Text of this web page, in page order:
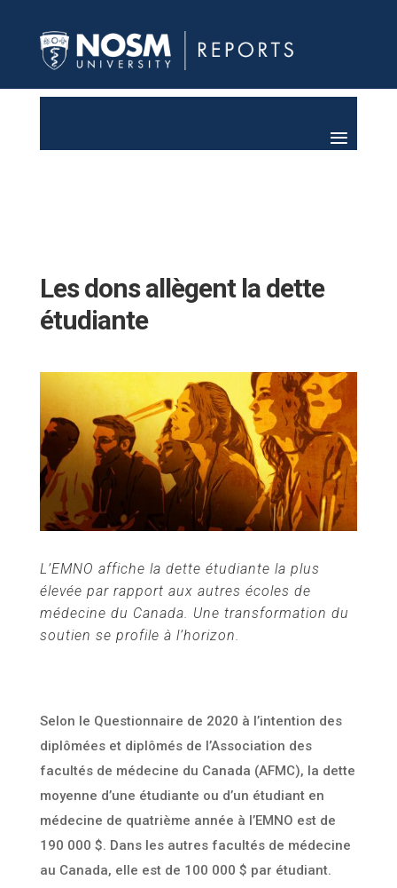
Les dons allègent la dette
étudiante
L’EMNO affiche la dette étudiante la plus
élevée par rapport aux autres écoles de
médecine du Canada. Une transformation du
soutien se profile à l’horizon.
Selon le Questionnaire de 2020 à l’intention des
diplômées et diplômés de l’Association des
facultés de médecine du Canada (AFMC), la dette
moyenne d’une étudiante ou d’un étudiant en
médecine de quatrième année à l’EMNO est de
190 000 $. Dans les autres facultés de médecine
au Canada, elle est de 100 000 $ par étudiant.